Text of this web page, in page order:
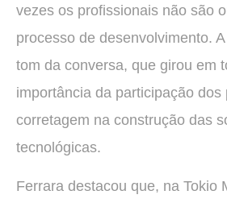
vezes os profissionais não são
processo de desenvolvimento.
tom da conversa, que girou em
importância da participação dos
corretagem na construção das
tecnológicas.
Ferrara destacou que, na Tokio